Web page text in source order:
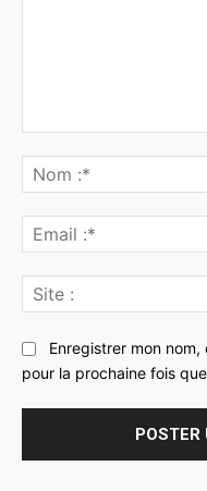
Enregistrer mon
pour la prochaine fois